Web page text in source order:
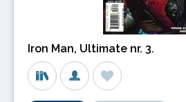
Iron Man, Ultimate nr. 3.